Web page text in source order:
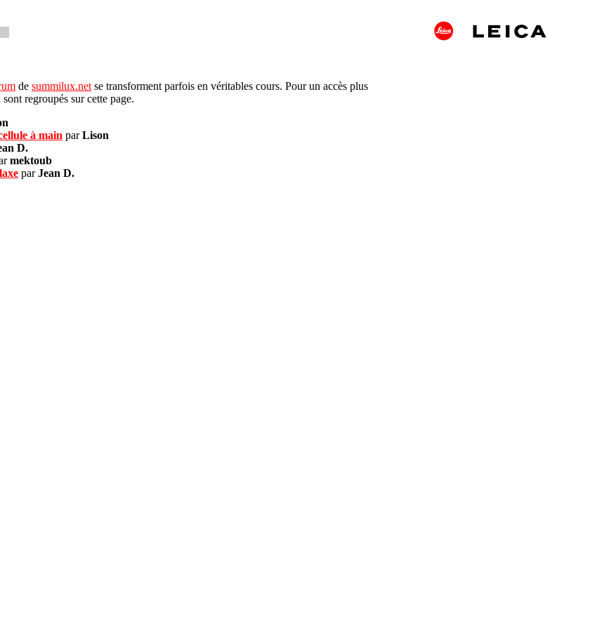
de summilux.net se transforment parfois en véritables cours. Pour un accès plus
regroupés sur cette page.
à main parLison
D.
mektoub
parJean D.